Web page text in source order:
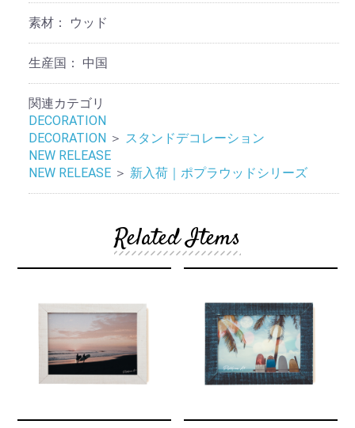
素材： ウッド
生産国： 中国
関連カテゴリ
DECORATION
DECORATION ＞ スタンドデコレーション
NEW RELEASE
NEW RELEASE ＞ 新入荷｜ポプラウッドシリーズ
Related Items